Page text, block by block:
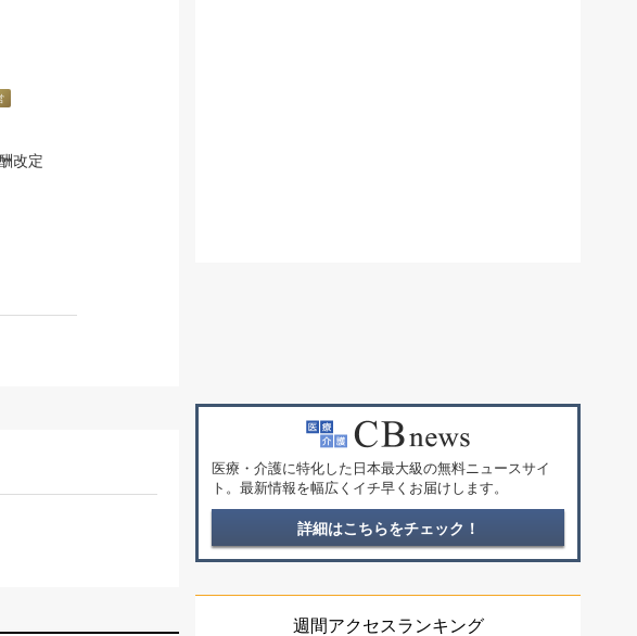
改定
医療・介護に特化した日本最大級の無料ニュースサイ
ト。最新情報を幅広くイチ早くお届けします。
詳細はこちらをチェック！
週間アクセスランキング